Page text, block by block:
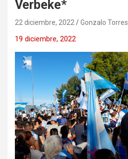
Verbeke*
22 diciembre, 2022 Gonzalo Torres
19 diciembre, 2022